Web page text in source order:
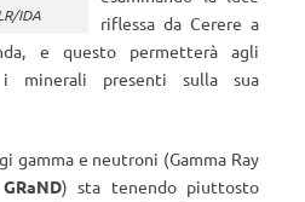
IDA
riflessa da Cerere a
e questo permetterà agli
minerali presenti sulla sua
gamma e neutroni (Gamma Ray
GRaND) sta tenendo piuttosto